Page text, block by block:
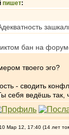
пишет:
бан на
твоего эго?
- сводить
себя ведёшь
Мар 12, 17:40 (14 лет